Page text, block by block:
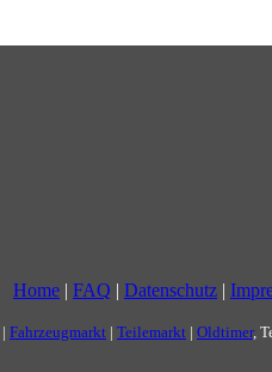
Home | FAQ | Datenschutz |
| Fahrzeugmarkt | Teilemarkt | Oldtimer,